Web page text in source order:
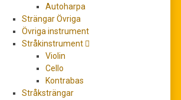
Autoharpa
Strängar Övriga
Övriga instrument
Stråkinstrument
Violin
Cello
Kontrabas
Stråksträngar